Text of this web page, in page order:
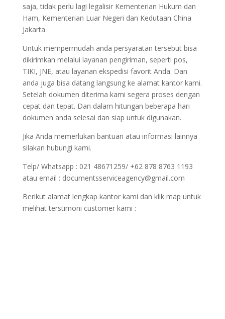
saja, tidak perlu lagi legalisir Kementerian Hukum dan
Ham, Kementerian Luar Negeri dan Kedutaan China
Jakarta
Untuk mempermudah anda persyaratan tersebut bisa
dikirimkan melalui layanan pengiriman, seperti pos,
TIKI, JNE, atau layanan ekspedisi favorit Anda. Dan
anda juga bisa datang langsung ke alamat kantor kami.
Setelah dokumen diterima kami segera proses dengan
cepat dan tepat. Dan dalam hitungan beberapa hari
dokumen anda selesai dan siap untuk digunakan.
Jika Anda memerlukan bantuan atau informasi lainnya
silakan hubungi kami.
Telp/ Whatsapp : 021 48671259/ +62 878 8763 1193
atau email : documentsserviceagency@gmail.com
Berikut alamat lengkap kantor kami dan klik map untuk
melihat terstimoni customer kami :